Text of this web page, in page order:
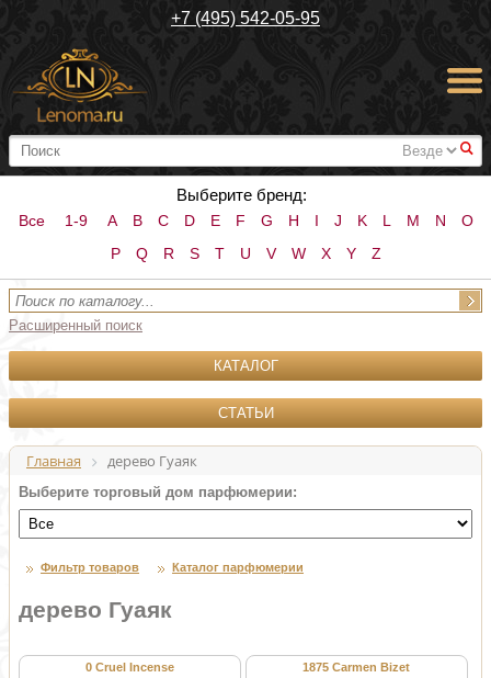
+7 (495) 542-05-95
#
Выберите бренд:
Все 1-9 A B C D E F G H I J K L M N
O
P
Q R S T U V W X Y Z
Расширенный поиск
КАТАЛОГ
СТАТЬИ
Главная дерево Гуаяк
Выберите торговый дом парфюмерии:
Фильтр товаров Каталог парфюмерии
дерево Гуаяк
0 Cruel Incense 1875 Carmen Bizet